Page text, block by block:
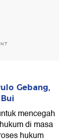
Gebang,
mencegah
di masa
hukum